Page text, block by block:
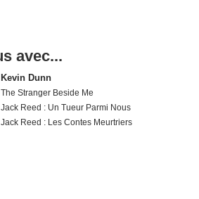
avec...
Kevin Dunn
The Stranger Beside Me
Jack Reed : Un Tueur Parmi Nous
Jack Reed : Les Contes Meurtriers